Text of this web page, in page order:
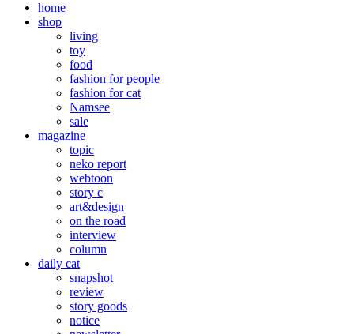
home
shop
living
toy
food
fashion for people
fashion for cat
Namsee
sale
magazine
topic
neko report
webtoon
story c
art&design
on the road
interview
column
daily cat
snapshot
review
story goods
notice